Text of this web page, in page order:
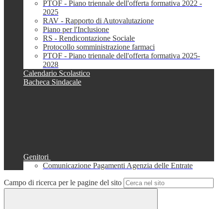
PTOF - Piano triennale dell'offerta formativa 2022 -
2025
RAV - Rapporto di Autovalutazione
Piano per l'Inclusione
RS - Rendicontazione Sociale
Protocollo somministrazione farmaci
PTOF - Piano triennale dell'offerta formativa 2025-
2028
Calendario Scolastico
Bacheca Sindacale
Genitori
Comunicazione Pagamenti Agenzia delle Entrate
Campo di ricerca per le pagine del sito